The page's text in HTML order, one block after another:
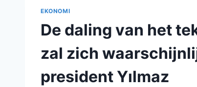
EKONOMI
De daling van het
zal zich
president Yılmaz